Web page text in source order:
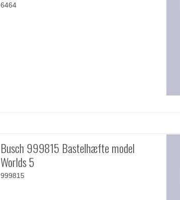
6464
Busch 999815 Bastelhæfte model
Worlds 5
999815